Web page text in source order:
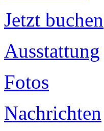
Jetzt buchen
Ausstattung
Fotos
Nachrichten